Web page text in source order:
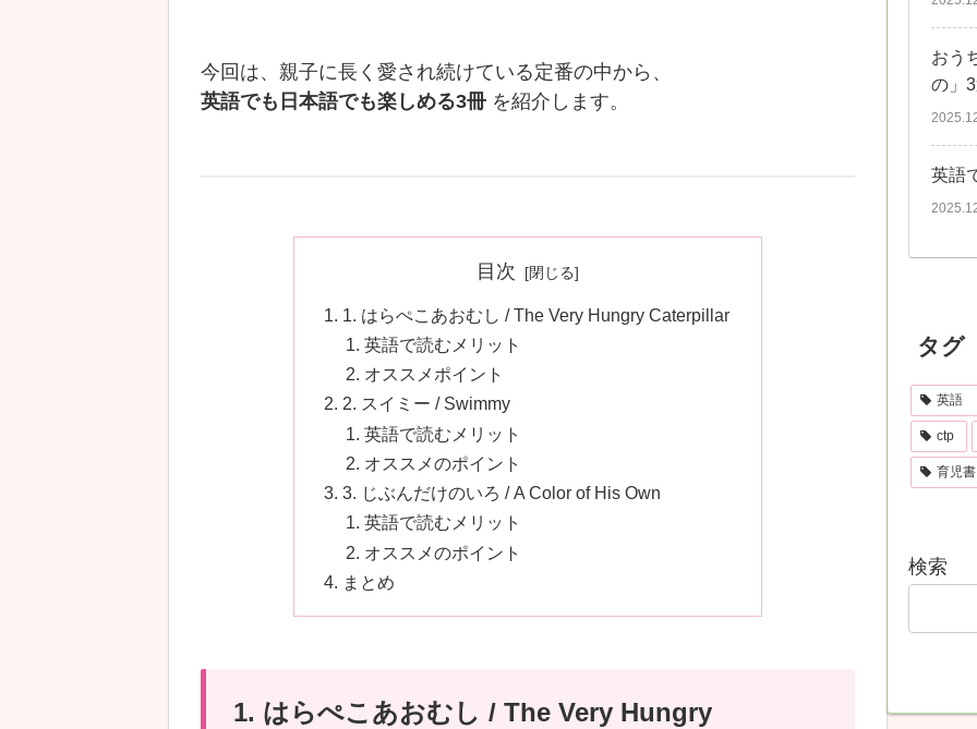
今回は、親子に長く愛され続けている定番の中から、
英語でも日本語でも楽しめる3冊 を紹介します。
目次
1. はらぺこあおむし / The Very Hungry Caterpillar
英語で読むメリット
オススメポイント
2. スイミー / Swimmy
英語で読むメリット
オススメのポイント
3. じぶんだけのいろ / A Color of His Own
英語で読むメリット
オススメのポイント
まとめ
1. はらぺこあおむし / The Very Hungry
おう
の」
英語
タグ
英語
ctp
育児書
検索